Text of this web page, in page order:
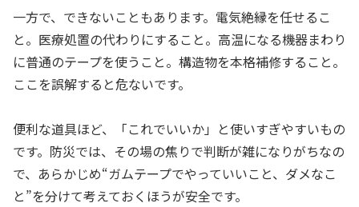
一方で、できないこともあります。電気絶縁を任せるこ
と。医療処置の代わりにすること。高温になる機器まわり
に普通のテープを使うこと。構造物を本格補修すること。
ここを誤解すると危ないです。
便利な道具ほど、「これでいいか」と使いすぎやすいもの
です。防災では、その場の焦りで判断が雑になりがちなの
で、あらかじめ“ガムテープでやっていいこと、ダメなこ
と”を分けて考えておくほうが安全です。